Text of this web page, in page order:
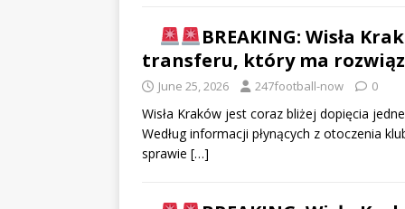
BREAKING: Wisła
transferu, który ma
June 25, 2026 247football-now 0
Wisła Kraków jest coraz bliżej dopięcia
Według informacji płynących z otoczenia
sprawie […]